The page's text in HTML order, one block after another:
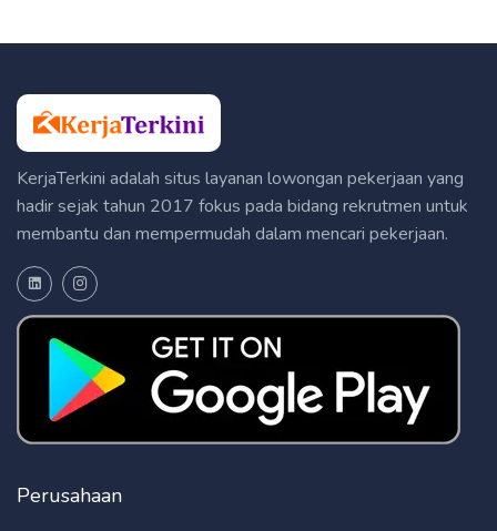
KerjaTerkini adalah situs layanan lowongan pekerjaan yang
hadir sejak tahun 2017 fokus pada bidang rekrutmen untuk
membantu dan mempermudah dalam mencari pekerjaan.
Perusahaan